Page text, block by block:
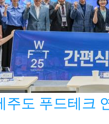
주도 푸드테크